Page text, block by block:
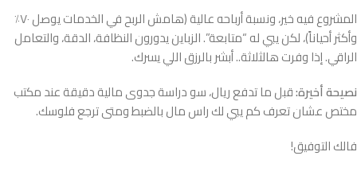
المشروع فيه خير، ونسبة أرباحه عالية (هامش الربح في الخدمات يوصل ٧٠٪
وأكثر أحياناً)، لكن يبي له “متابعة”. الزباين يدورون النظافة، الدقة، والتعامل
الراقي. إذا وفرت هالثلاثة.. أبشر بالرزق اللي يسرك.
نصيحة أخيرة:قبل ما تدفع ريال، سو دراسة جدوى مالية دقيقة عند مكتب
مختص عشان تعرف كم يبي لك راس مال بالضبط ومتى ترجع فلوسك.
فالك التوفيق!